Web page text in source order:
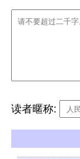
读者暱称: